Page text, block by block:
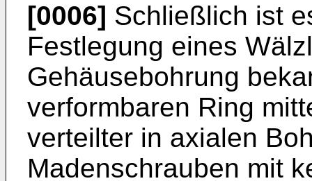
[0006] Schließlich ist
Festlegung eines
Gehäusebohrung
verformbaren Ring
verteilter in axialen
Madenschrauben mit